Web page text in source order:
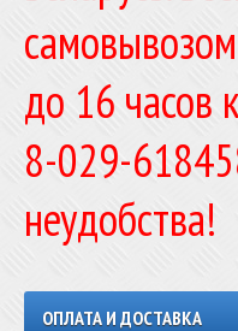
до 16 часов
8-029-
неудобства!
ОПЛАТА И ДОСТАВКА